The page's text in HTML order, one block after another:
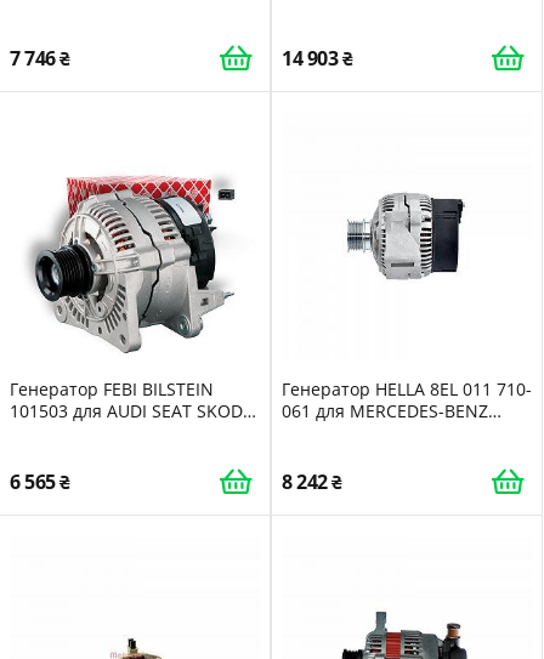
7 746 14 903
Генератор FEBI BILSTEIN
101503 для AUDI SEAT SKODA
6 565
Генератор HELLA 8EL 011 710-
061 для MERCEDES-BENZ
8 242